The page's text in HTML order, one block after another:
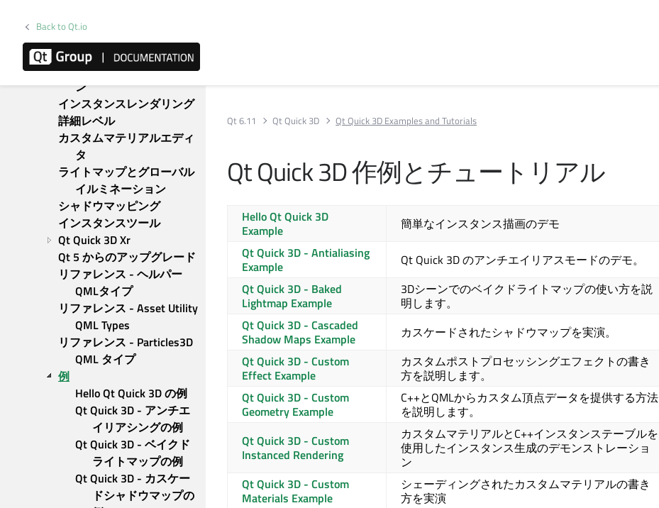
Back to Qt.io
Quick 3Dの紹介
スケルトンアニメーション
モーフィングアニメーショ
ン
インスタンスレンダリング
詳細レベル
カスタムマテリアルエディ
タ
ライトマップとグローバル
イルミネーション
シャドウマッピング
インスタンスツール
Qt Quick 3D Xr
Qt 5 からのアップグレード
リファレンス - ヘルパー
QMLタイプ
リファレンス - Asset Utility
QML Types
リファレンス - Particles3D
QML タイプ
例
Hello Qt Quick 3D の例
Qt Quick 3D - アンチエ
イリアシングの例
Qt Quick 3D - ベイクド
ライトマップの例
Qt Quick 3D - カスケー
ドシャドウマップの
Qt 6.11 Qt Quick 3D Qt Quick 3D Examples and Tutorials
Qt Quick 3D作例とチュートリアル
HelloQt Quick 3D
Example
簡単なインスタンス描画のデモ
Qt Quick 3D - Antialiasing
Example
Qt Quick 3Dのアンチエイリアスモードのデモ。
Qt Quick 3D - Baked
Lightmap Example
3Dシーンでのベイクドライトマップの使い方を説
明します。
Qt Quick 3D - Cascaded
Shadow Maps Example
カスケードされたシャドウマップを実演。
Qt Quick 3D - Custom
Effect Example
カスタムポストプロセッシングエフェクトの書き
方を説明します。
Qt Quick 3D - Custom
Geometry Example
C++とQMLからカスタム頂点データを提供する方法
を説明します。
Qt Quick 3D - Custom
Instanced Rendering
カスタムマテリアルとC++インスタンステーブルを
使用したインスタンス生成のデモンストレーショ
ン
Qt Quick 3D - Custom
Materials Example
シェーディングされたカスタムマテリアルの書き
方を実演